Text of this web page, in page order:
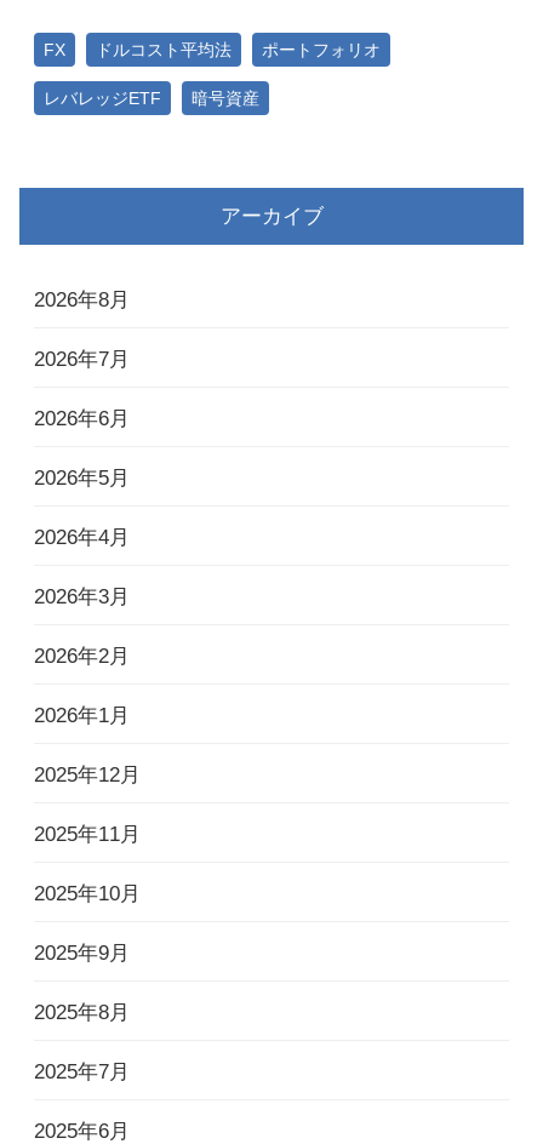
FX ドルコスト平均法 ポートフォリオ
レバレッジETF 暗号資産
アーカイブ
2026年8月
2026年7月
2026年6月
2026年5月
2026年4月
2026年3月
2026年2月
2026年1月
2025年12月
2025年11月
2025年10月
2025年9月
2025年8月
2025年7月
2025年6月